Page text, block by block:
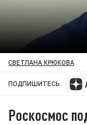
СВЕТЛАНА КРЮКОВА
ПОДПИШИТЕСЬ:
Роскосмос